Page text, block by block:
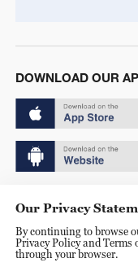
DOWNLOAD OUR
京ICP备20000184号
京公网安备
Our Privacy
By continuing to browse
Privacy Policy and Terms
through your browser.